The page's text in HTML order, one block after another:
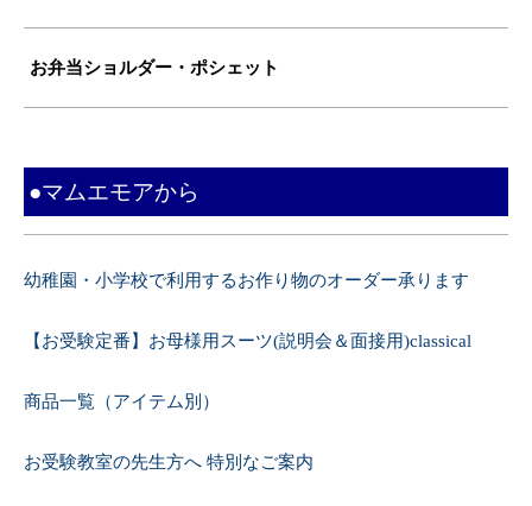
お弁当ショルダー・ポシェット
●マムエモアから
幼稚園・小学校で利用するお作り物のオーダー承ります
【お受験定番】お母様用スーツ(説明会＆面接用)classical
商品一覧（アイテム別）
お受験教室の先生方へ 特別なご案内